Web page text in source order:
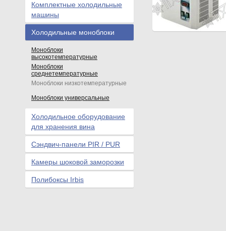
Комплектные холодильные
машины
Холодильные моноблоки
Моноблоки
высокотемпературные
Моноблоки
среднетемпературные
Моноблоки низкотемпературные
Моноблоки универсальные
Холодильное оборудование
для хранения вина
Сэндвич-панели PIR / PUR
Камеры шоковой заморозки
Полибоксы Irbis